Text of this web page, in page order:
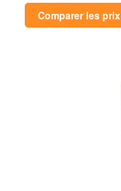
Comparer les prix